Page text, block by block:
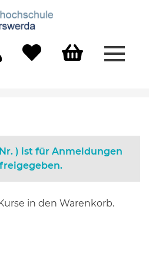
) ist für Anmeldungen
in den Warenkorb.